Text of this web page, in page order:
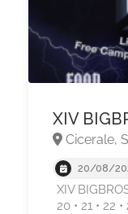
XIV
Cicerale,
20/08/
XIV
20 • 21 • 22